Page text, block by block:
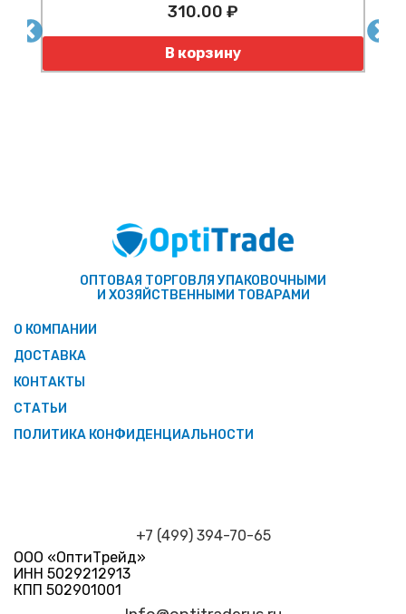
310.00 ₽
Количество
В корзину
ОПТОВАЯ ТОРГОВЛЯ УПАКОВОЧНЫМИ
И ХОЗЯЙСТВЕННЫМИ ТОВАРАМИ
О КОМПАНИИ
ДОСТАВКА
КОНТАКТЫ
СТАТЬИ
ПОЛИТИКА КОНФИДЕНЦИАЛЬНОСТИ
+7 (499) 394-70-65
ООО «ОптиТрейд»
ИНН 5029212913
КПП 502901001